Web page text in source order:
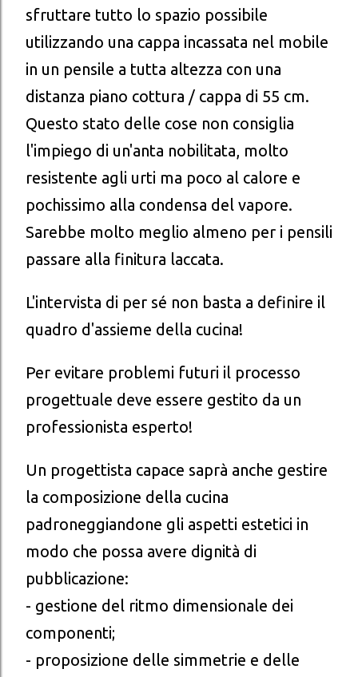
sfruttare tutto lo spazio possibile
utilizzando una cappa incassata nel mobile
in un pensile a tutta altezza con una
distanza piano cottura / cappa di 55 cm.
Questo stato delle cose non consiglia
l'impiego di un'anta nobilitata, molto
resistente agli urti ma poco al calore e
pochissimo alla condensa del vapore.
Sarebbe molto meglio almeno per i pensili
passare alla finitura laccata.
L'intervista di per sé non basta a definire il
quadro d'assieme della cucina!
Per evitare problemi futuri il processo
progettuale deve essere gestito da un
professionista esperto!
Un progettista capace saprà anche gestire
la composizione della cucina
padroneggiandone gli aspetti estetici in
modo che possa avere dignità di
pubblicazione:
- gestione del ritmo dimensionale dei
componenti;
- proposizione delle simmetrie e delle